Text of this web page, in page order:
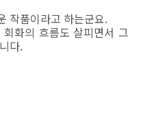
작품이라고 하는군요.
화의 흐름도 살피면서 그
다.